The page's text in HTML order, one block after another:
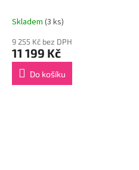
Skladem (3 ks)
9 255 Kč bez DPH
11 199 Kč
Do košíku